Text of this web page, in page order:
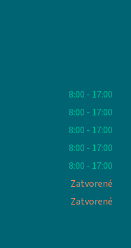
8:00 - 17:00
8:00 - 17:00
8:00 - 17:00
8:00 - 17:00
8:00 - 17:00
Zatvorené
Zatvorené